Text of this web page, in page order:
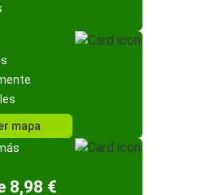
mapa
8,98 €